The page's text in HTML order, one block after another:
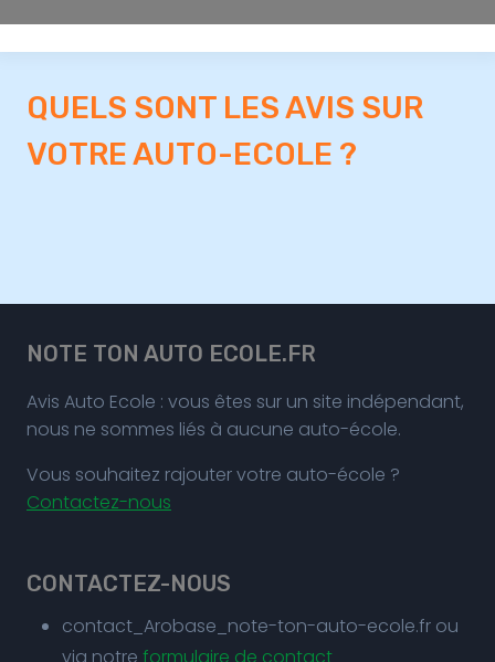
QUELS SONT LES AVIS SUR
VOTRE AUTO-ECOLE ?
NOTE TON AUTO ECOLE.FR
Avis Auto Ecole : vous êtes sur un site indépendant,
nous ne sommes liés à aucune auto-école.
Vous souhaitez rajouter votre auto-école ?
Contactez-nous
CONTACTEZ-NOUS
contact_Arobase_note-ton-auto-ecole.fr ou
via notre formulaire de contact